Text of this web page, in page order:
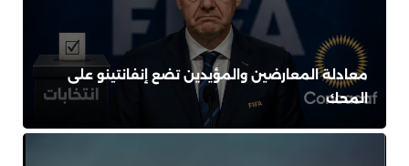
معادلة المعارضين والمؤيدين تضع إنفانتينو على
المحك